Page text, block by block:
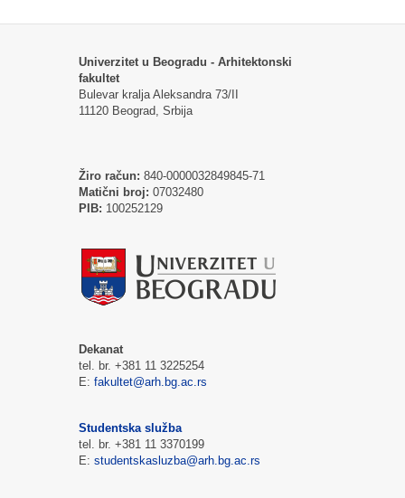
Univerzitet u Beogradu - Arhitektonski
fakultet
Bulevar kralja Aleksandra 73/II
11120 Beograd, Srbija
Žiro račun: 840-0000032849845-71
Matični broj: 07032480
PIB: 100252129
Dekanat
tel. br. +381 11 3225254
E: fakultet@arh.bg.ac.rs
Studentska služba
tel. br. +381 11 3370199
E: studentskasluzba@arh.bg.ac.rs